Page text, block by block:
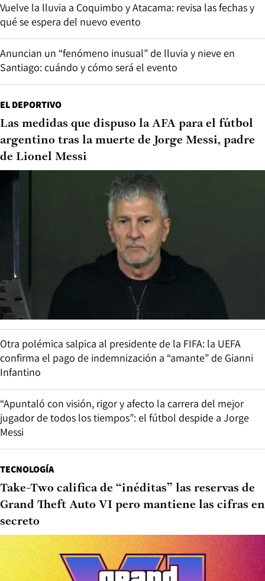
Vuelve la lluvia a Coquimbo y Atacama: revisa las fechas y
qué se espera del nuevo evento
Anuncian un “fenómeno inusual” de lluvia y nieve en
Santiago: cuándo y cómo será el evento
EL DEPORTIVO
Las medidas que dispuso la AFA para el fútbol
argentino tras la muerte de Jorge Messi, padre
de Lionel Messi
Otra polémica salpica al presidente de la FIFA: la UEFA
confirma el pago de indemnización a “amante” de Gianni
Infantino
“Apuntaló con visión, rigor y afecto la carrera del mejor
jugador de todos los tiempos”: el fútbol despide a Jorge
Messi
TECNOLOGÍA
Take-Two califica de “inéditas” las reservas de
Grand Theft Auto VI pero mantiene las cifras en
secreto